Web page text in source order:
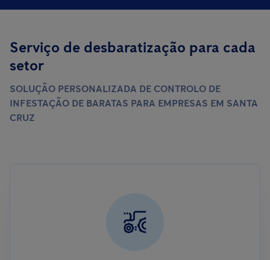
Serviço de desbaratização para cada
setor
SOLUÇÃO PERSONALIZADA DE CONTROLO DE
INFESTAÇÃO DE BARATAS PARA EMPRESAS EM SANTA
CRUZ